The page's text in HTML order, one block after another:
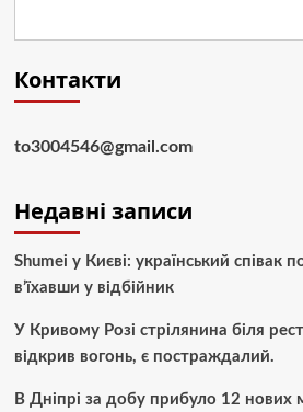
Контакти
to3004546@gmail.com
Недавні записи
Shumei у Києві: український співак
в’їхавши у відбійник
У Кривому Розі стрілянина біля
відкрив вогонь, є постраждалий.
В Дніпрі за добу прибуло 12 нових